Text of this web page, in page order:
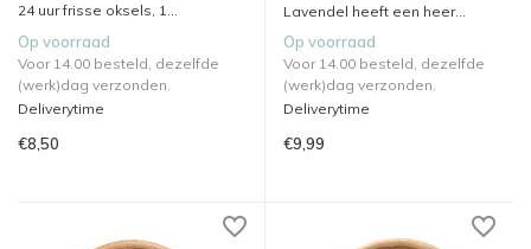
24 uur frisse oksels, 1...
Op voorraad
Voor 14.00 besteld, dezelfde
(werk)dag verzonden.
Deliverytime
€8,50
Lavendel heeft een heer...
Op voorraad
Voor 14.00 besteld, dezelfde
(werk)dag verzonden.
Deliverytime
€9,99